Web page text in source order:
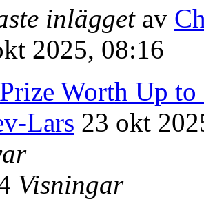
inlägget av
2025, 08:16
Worth Up
Lars 23 okt
Visningar